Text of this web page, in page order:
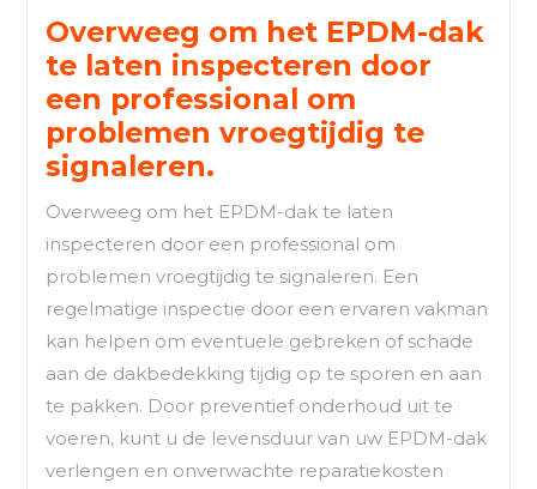
Overweeg om het EPDM-dak
te laten inspecteren door
een professional om
problemen vroegtijdig te
signaleren.
Overweeg om het EPDM-dak te laten
inspecteren door een professional om
problemen vroegtijdig te signaleren. Een
regelmatige inspectie door een ervaren vakman
kan helpen om eventuele gebreken of schade
aan de dakbedekking tijdig op te sporen en aan
te pakken. Door preventief onderhoud uit te
voeren, kunt u de levensduur van uw EPDM-dak
verlengen en onverwachte reparatiekosten